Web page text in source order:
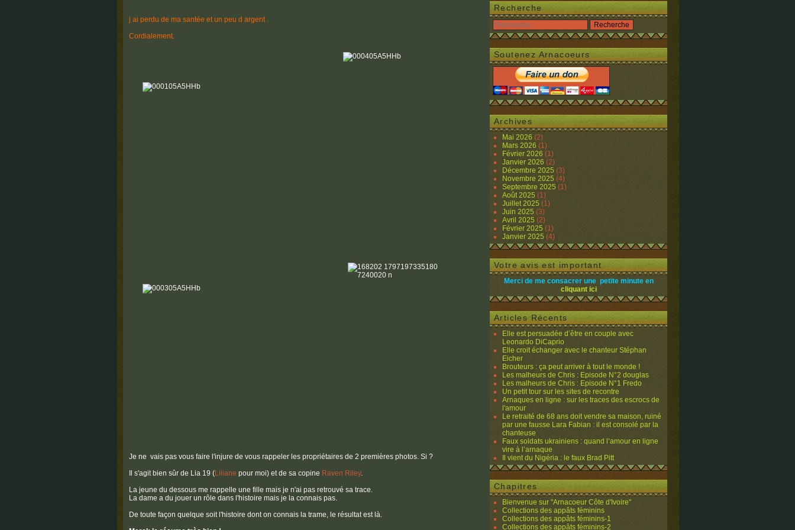
j ai perdu de ma santée et un peu d argent .
Cordialement.
Je ne vais pas vous faire l'injure de vous rappeler les propriétaires de 2 premières photos. Si ?
Il s'agit bien sûr de Lia 19 (Liliane pour moi) et de sa copine Raven Riley.
La jeune du dessous me rappelle une fille mais je n'ai pas retrouvé sa trace.
La dame a du jouer un rôle dans l'histoire mais je la connais pas.
De toute façon quelque soit l'histoire dont on connais la trame, le résultat est là.
Recherche
Soutenez Arnacoeurs
Archives
Mai 2026 (2)
Mars 2026 (1)
Février 2026 (1)
Janvier 2026 (2)
Décembre 2025 (3)
Novembre 2025 (4)
Septembre 2025 (1)
Août 2025 (1)
Juillet 2025 (1)
Juin 2025 (3)
Avril 2025 (2)
Février 2025 (1)
Janvier 2025 (4)
Votre avis est important
Merci de me consacrer une petite minute en
cliquant ici
Articles Récents
Elle est persuadée d’être en couple avec
Leonardo DiCaprio
Elle croit échanger avec le chanteur Stéphan
Eicher
Brouteurs : ça peut arriver à tout le monde !
Les malheurs de Chris : Episode N°2 douglas
Les malheurs de Chris : Episode N°1 Fredo
Un petit tour sur les sites de recontre
Arnaques en ligne : sur les traces des escrocs de
l'amour
Le retraité de 68 ans doit vendre sa maison, ruiné
par une fausse Lara Fabian : il est consolé par la
chanteuse
Faux soldats ukrainiens : quand l’amour en ligne
vire à l’arnaque
Il vient du Nigéria : le faux Brad Pitt
Chapitres
Bienvenue sur "Arnacoeur Côte d'Ivoire"
Collections des appâts féminins
Collections des appâts féminins-1
Collections des appâts féminins-2